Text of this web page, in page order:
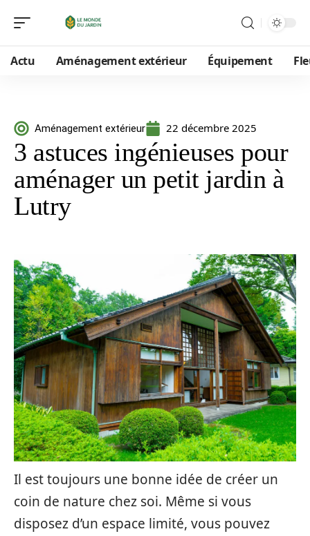
Actu Aménagement extérieur Équipement
Aménagement extérieur 22 décembre 2025
3 astuces ingénieuses pour
aménager un petit jardin à
Lutry
Il est toujours une bonne idée de créer un
coin de nature chez soi. Même si vous
disposez d’un espace limité, vous pouvez